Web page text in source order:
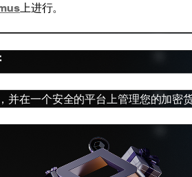
上进行。
在一个安全的平台上管理您的加密货